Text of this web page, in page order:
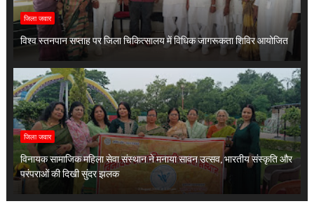
जिला जवार
विश्व स्तनपान सप्ताह पर जिला चिकित्सालय में विधिक जागरूकता शिविर आयोजित
जिला जवार
विनायक सामाजिक महिला सेवा संस्थान ने मनाया सावन उत्सव, भारतीय संस्कृति और
परंपराओं की दिखी सुंदर झलक